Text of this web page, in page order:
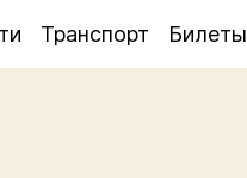
Транспорт Билеты